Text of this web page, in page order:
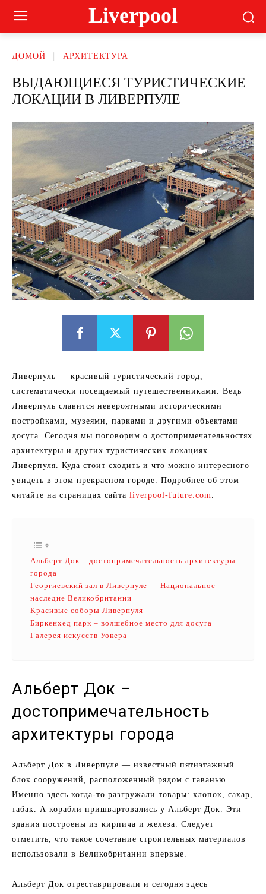
Liverpool
ДОМОЙ АРХИТЕКТУРА
ВЫДАЮЩИЕСЯ ТУРИСТИЧЕСКИЕ
ЛОКАЦИИ В ЛИВЕРПУЛЕ
Ливерпуль — красивый туристический город,
систематически посещаемый путешественниками. Ведь
Ливерпуль славится невероятными историческими
постройками, музеями, парками и другими объектами
досуга. Сегодня мы поговорим о достопримечательностях
архитектуры и других туристических локациях
Ливерпуля. Куда стоит сходить и что можно интересного
увидеть в этом прекрасном городе. Подробнее об этом
читайте на страницах сайта liverpool-future.com.
Альберт Док – достопримечательность архитектуры
города
Георгиевский зал в Ливерпуле — Национальное
наследие Великобритании
Красивые соборы Ливерпуля
Биркенхед парк – волшебное место для досуга
Галерея искусств Уокера
Альберт Док –
достопримечательность
архитектуры города
Альберт Док в Ливерпуле — известный пятиэтажный
блок сооружений, расположенный рядом с гаванью.
Именно здесь когда-то разгружали товары: хлопок, сахар,
табак. А корабли пришвартовались у Альберт Док. Эти
здания построены из кирпича и железа. Следует
отметить, что такое сочетание строительных материалов
использовали в Великобритании впервые.
Альберт Док отреставрировали и сегодня здесь